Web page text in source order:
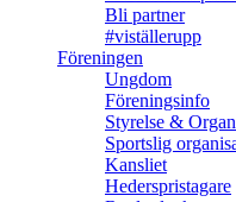
Bli partner
#viställerupp
Föreningen
Ungdom
Föreningsinfo
Styrelse &
Sportslig
Kansliet
Hederspristagare